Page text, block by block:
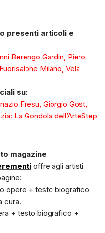
presenti articoli e
Berengo Gardin, Piero
Milano, Vela
su:
Fresu, Giorgio Gost,
La Gondola dell’ArteStep
magazine
offre agli artisti
opere + testo biografico
cura.
+ testo biografico +